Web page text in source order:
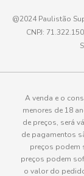
E-mail
@2024 Paulistão
CNPJ:
A venda e o
menores de 18
de preços, será
de pagamentos
preços podem
preços podem
o valor do